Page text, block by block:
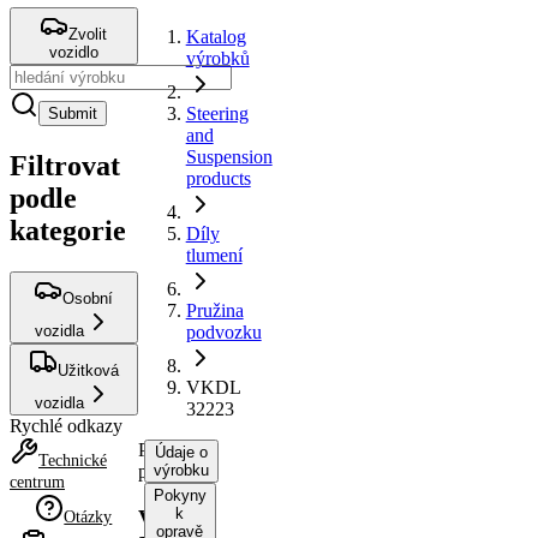
Zvolit
vozidlo
Submit
Filtrovat
podle
kategorie
Osobní
vozidla
Užitková
vozidla
Rychlé odkazy
Technické
centrum
Otázky
Katalog
výrobků
Steering
and
Suspension
products
Díly
tlumení
Pružina
podvozku
VKDL
32223
Pružina
podvozku
VKDL
Údaje o
výrobku
Pokyny
k
opravě